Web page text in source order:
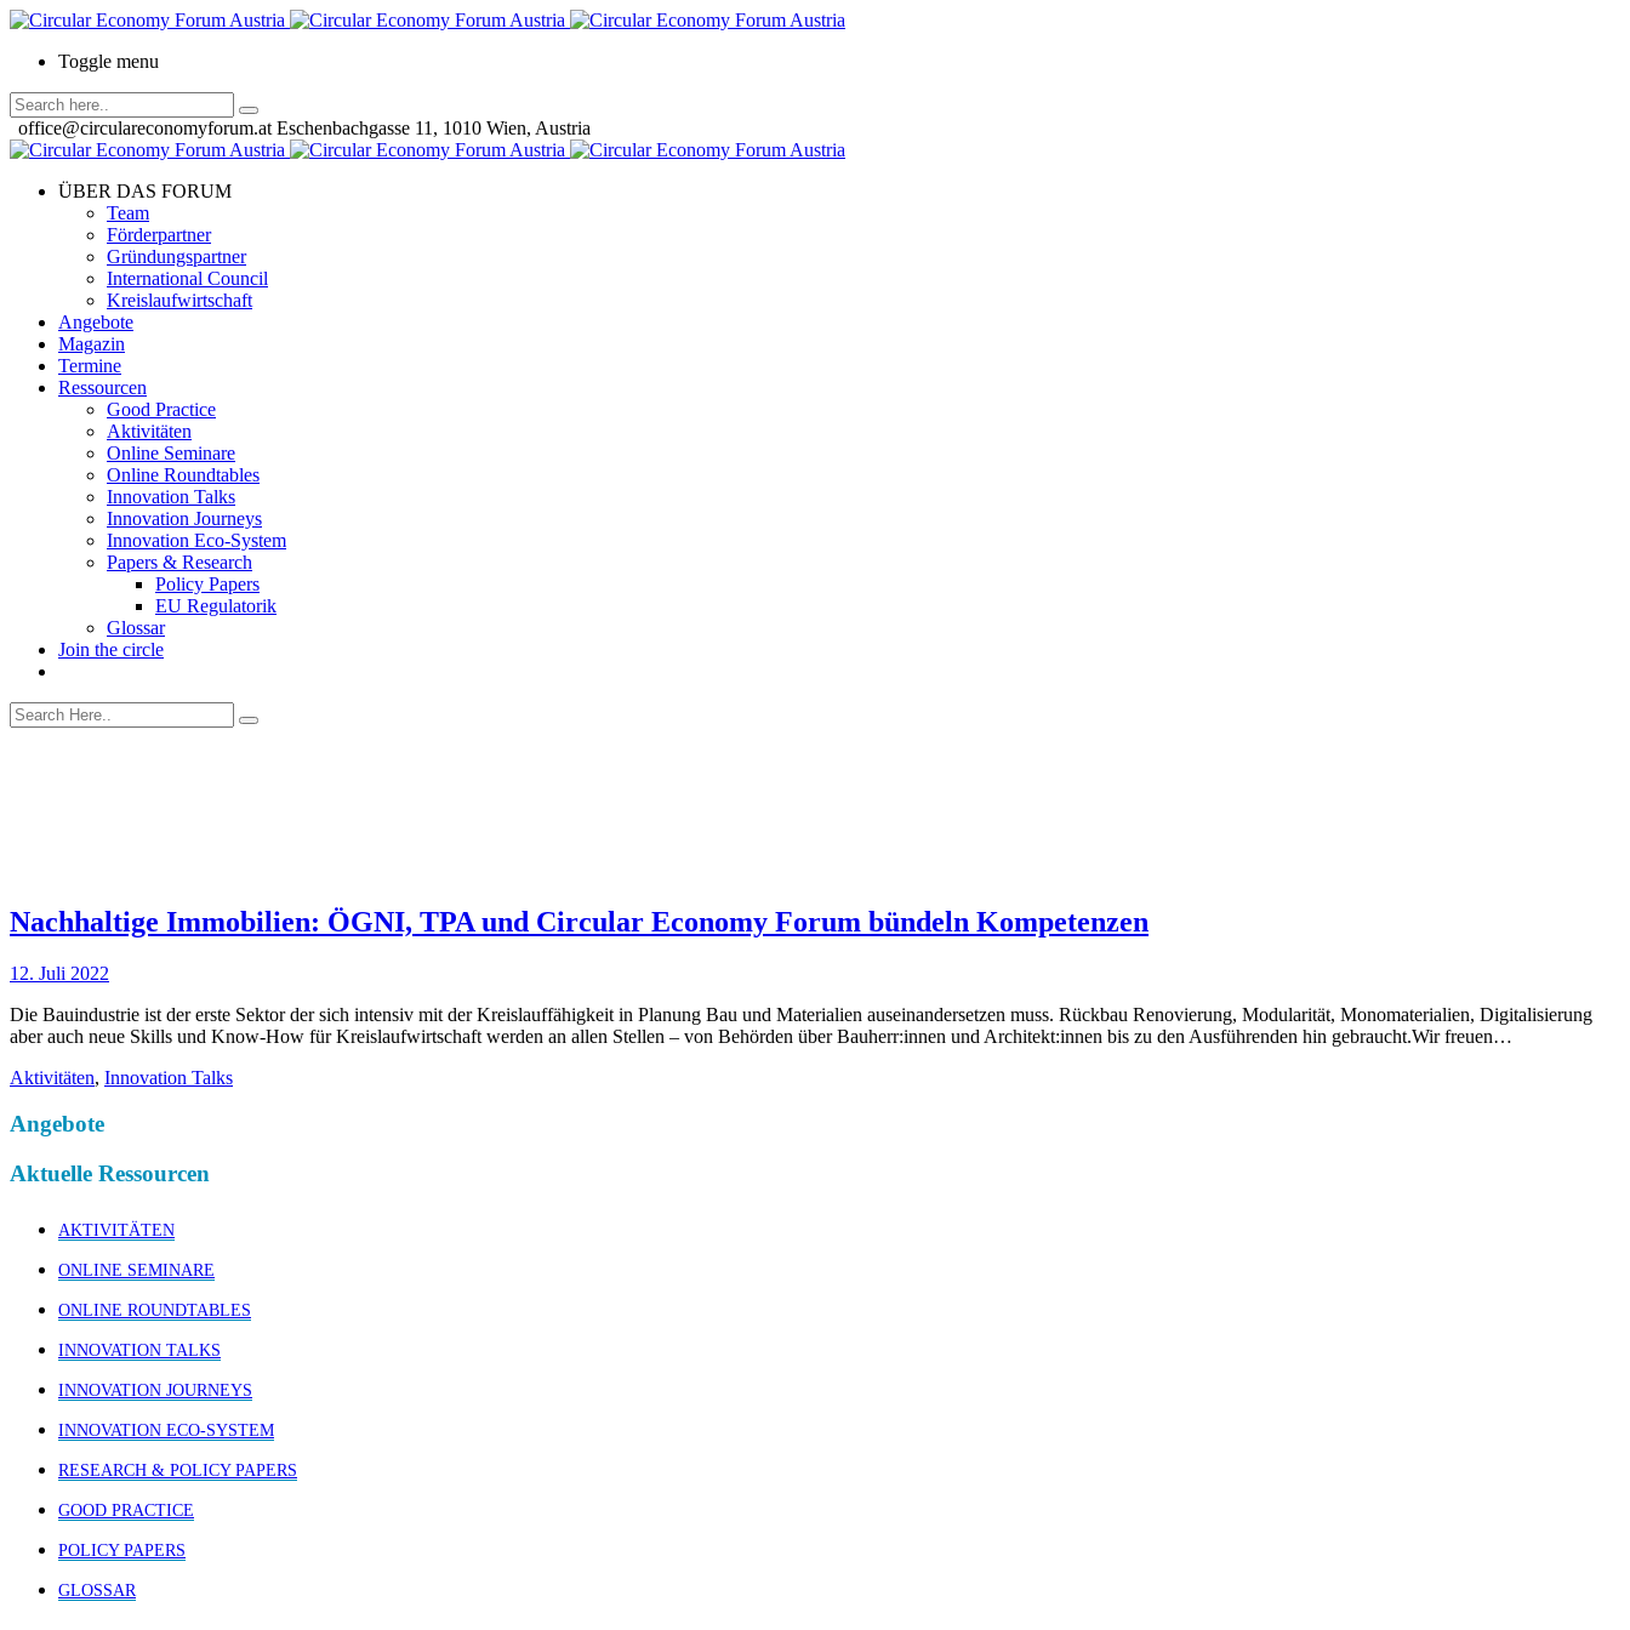
Toggle menu
office@circulareconomyforum.at Eschenbachgasse 11, 1010 Wien, Austria
ÜBER DAS FORUM
Team
Förderpartner
Gründungspartner
International Council
Kreislaufwirtschaft
Angebote
Magazin
Termine
Ressourcen
Good Practice
Aktivitäten
Online Seminare
Online Roundtables
Innovation Talks
Innovation Journeys
Innovation Eco-System
Papers & Research
Policy Papers
EU Regulatorik
Glossar
Join the circle
Nachhaltige Immobilien: ÖGNI, TPA und Circular Economy Forum bündeln Kompetenzen
12. Juli 2022
Die Bauindustrie ist der erste Sektor der sich intensiv mit der Kreislauffähigkeit in Planung Bau und Materialien auseinandersetzen muss. Rückbau Renovierung, Modularität, Monomaterialien, Digitalisierung
aber auch neue Skills und Know-How für Kreislaufwirtschaft werden an allen Stellen – von Behörden über Bauherr:innen und Architekt:innen bis zu den Ausführenden hin gebraucht.Wir freuen…
Aktivitäten, Innovation Talks
Angebote
Aktuelle Ressourcen
AKTIVITÄTEN
ONLINE SEMINARE
ONLINE ROUNDTABLES
INNOVATION TALKS
INNOVATION JOURNEYS
INNOVATION ECO-SYSTEM
RESEARCH & POLICY PAPERS
GOOD PRACTICE
POLICY PAPERS
GLOSSAR